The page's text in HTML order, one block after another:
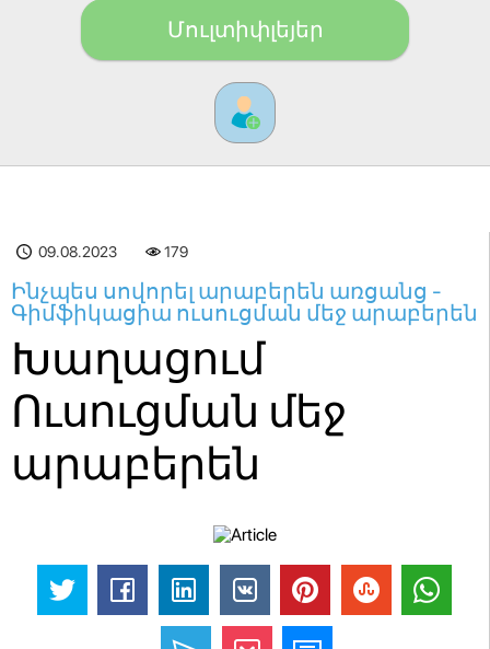
Մուլտիփլեյեր
09.08.2023 179
Ինչպես սովորել արաբերեն առցանց -
Գիմֆիկացիա ուսուցման մեջ արաբերեն
Խաղացում
Ուսուցման մեջ
արաբերեն